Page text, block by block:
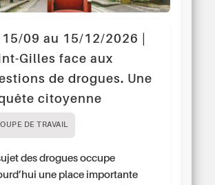
09 au 15/12/2026 |
Gilles face aux
de drogues. Une
citoyenne
DE TRAVAIL
des drogues occupe
une place importante